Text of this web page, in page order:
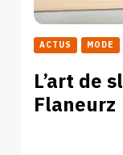
ACTUS MODE
L’art de
Flaneurz